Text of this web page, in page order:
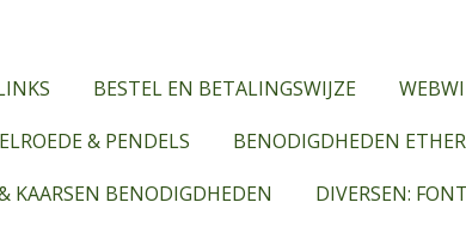
BESTEL EN BETALINGSWIJZE
& PENDELS
BENODIGDHEDEN
KAARSEN BENODIGDHEDEN
DIVERSEN: